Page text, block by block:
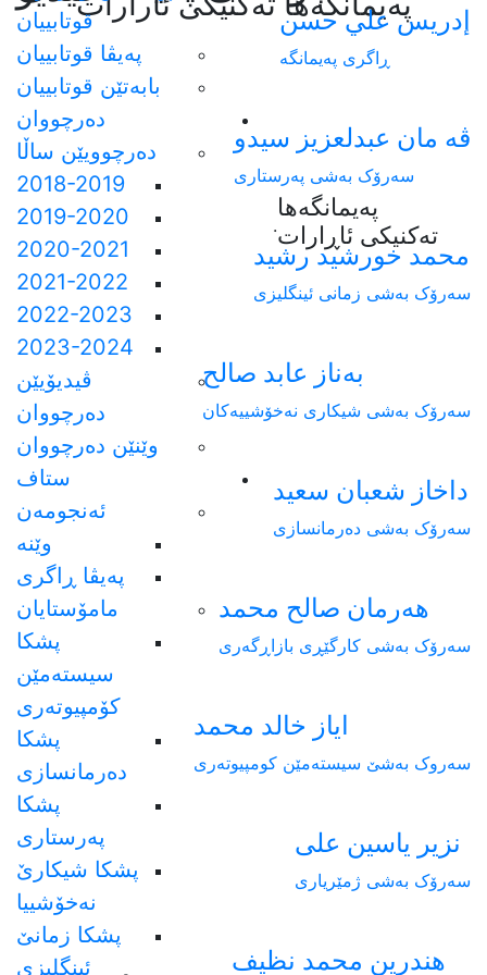
پەیمانگەها
تەکنیکی ئاڕارات.
قوتابییان
پەیڤا قوتابییان
بابەتێن قوتابییان
دەرچووان
دەرچوویێن ساڵا
2018-2019
2019-2020
2020-2021
2021-2022
2022-2023
2023-2024
ڤیدیۆیێن
دەرچووان
وێنێن دەرچووان
ستاف
ئەنجومەن
وێنە
پەیڤا ڕاگری
مامۆستایان
پشکا
سیستەمێن
کۆمپیوتەری
پشکا
دەرمانسازی
پشکا
پەرستاری
پشکا شیکارێ
نەخۆشییا
پشکا زمانێ
ئینگلیزی
إدريس علي حسن
ڕاگری پەیمانگە
ڤه مان عبدلعزيز سيدو
سەرۆک بەشی پەرستاری
محمد خورشيد رشيد
سەرۆک بەشی زمانی ئینگلیزی
بەناز عابد صالح
سەرۆک بەشی شیکاری نەخۆشییەکان
داخاز شعبان سعيد
سەرۆک بەشی دەرمانسازی
هەرمان صالح محمد
سەرۆک بەشی کارگێڕی بازاڕگەری
ایاز خالد محمد
سەروک بەشێ سیستەمێن کومپیوتەری
نزیر یاسین علی
سەرۆک بەشی ژمێریاری
هندرین محمد نظيف